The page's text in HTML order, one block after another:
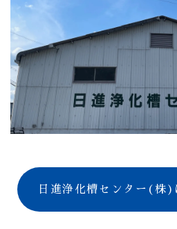
日進浄化槽センター(株)